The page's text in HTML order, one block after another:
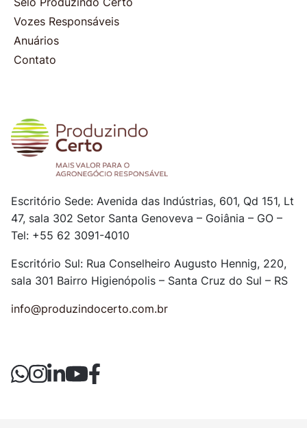
Vozes Responsáveis
Anuários
Contato
Escritório Sede: Avenida das Indústrias, 601, Qd 151, Lt
47, sala 302 Setor Santa Genoveva – Goiânia – GO –
Tel: +55 62 3091-4010
Escritório Sul: Rua Conselheiro Augusto Hennig, 220,
sala 301 Bairro Higienópolis – Santa Cruz do Sul – RS
info@produzindocerto.com.br